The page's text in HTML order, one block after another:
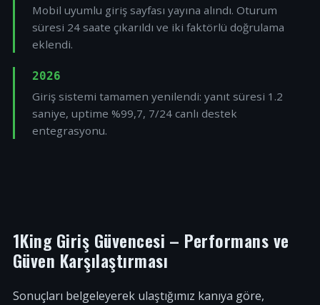
Mobil uyumlu giriş sayfası yayına alındı. Oturum
süresi 24 saate çıkarıldı ve iki faktörlü doğrulama
eklendi.
2026
Giriş sistemi tamamen yenilendi: yanıt süresi 1.2
saniye, uptime %99,7, 7/24 canlı destek
entegrasyonu.
1King Giriş Güvencesi – Performans ve
Güven Karşılaştırması
Sonuçları belgeleyerek ulaştığımız kanıya göre,